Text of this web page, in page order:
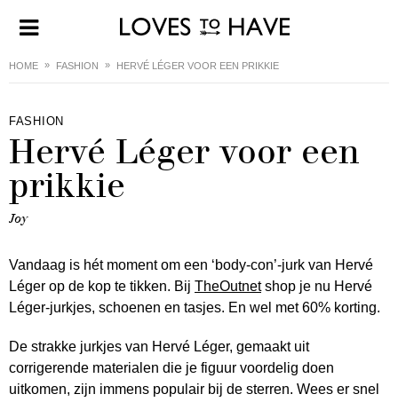
HOME FASHION HERVÉ LÉGER VOOR EEN PRIKKIE
FASHION
Hervé Léger voor een
prikkie
Joy
Vandaag is hét moment om een ‘body-con’-jurk van Hervé
Léger op de kop te tikken. Bij TheOutnetshop je nu Hervé
Léger-jurkjes, schoenen en tasjes. En wel met 60% korting.
De strakke jurkjes van Hervé Léger, gemaakt uit
corrigerende materialen die je figuur voordelig doen
uitkomen, zijn immens populair bij de sterren. Wees er snel